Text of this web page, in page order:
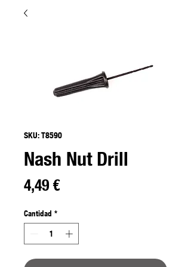
SKU: T8590
Nash Nut Drill
4,49 €Precio
Cantidad *